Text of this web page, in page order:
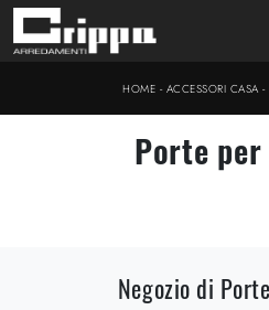
HOME - ACCESSORI CASA -
Porte
Negozio di